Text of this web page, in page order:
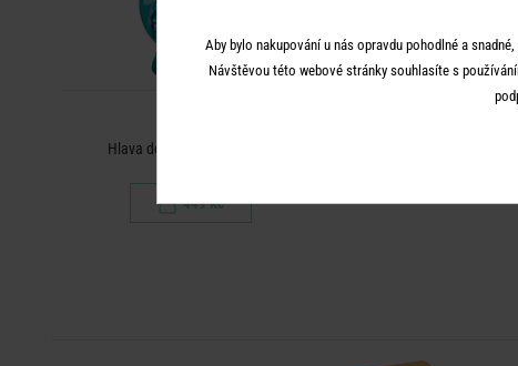
Hlava dekorační - tyrkysová
449 Kč
Aby bylo nakupování u nás opravdu pohodlné a
Návštěvou této webové stránky souhlasíte s